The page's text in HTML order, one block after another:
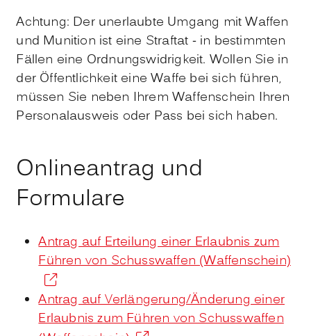
Achtung: Der unerlaubte Umgang mit Waffen
und Munition ist eine Straftat - in bestimmten
Fällen eine Ordnungswidrigkeit. Wollen Sie in
der Öffentlichkeit eine Waffe bei sich führen,
müssen Sie neben Ihrem Waffenschein Ihren
Personalausweis oder Pass bei sich haben.
Onlineantrag und
Formulare
Antrag auf Erteilung einer Erlaubnis zum
Führen von Schusswaffen (Waffenschein)
Antrag auf Verlängerung/Änderung einer
Erlaubnis zum Führen von Schusswaffen